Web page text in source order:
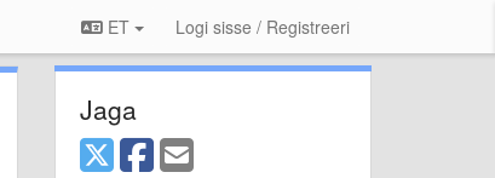
ET Logi sisse / Registreeri
Jaga